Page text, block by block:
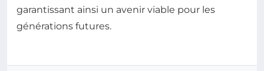
garantissant ainsi un avenir viable pour les
générations futures.